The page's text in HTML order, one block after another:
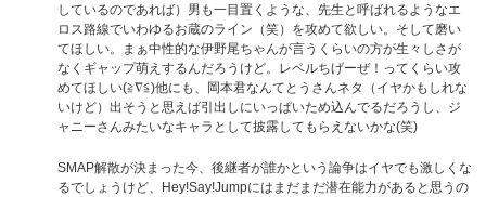
しているのであれば）男も一目置くような、先生と呼ばれるようなエ
ロス路線でいわゆるお蔵のライン（笑）を攻めて欲しい。そして磨い
てほしい。まぁ中性的な伊野尾ちゃんが言うくらいの方が生々しさが
なくギャップ萌えするんだろうけど。レベルちげーぜ！ってくらい攻
めてほしい(≧∇≦)他にも、岡本君なんてとうさんネタ（イヤかもしれな
いけど）出そうと思えば引出しにいっぱいため込んでるだろうし、ジ
ャニーさんみたいなキャラとして披露してもらえないかな(笑)
SMAP解散が決まった今、後継者が誰かという論争はイヤでも激しくな
るでしょうけど、Hey!Say!Jumpにはまだまだ潜在能力があると思うの